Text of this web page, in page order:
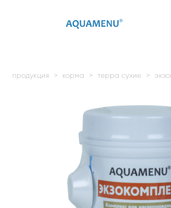
продукция > корма > терра сухие >